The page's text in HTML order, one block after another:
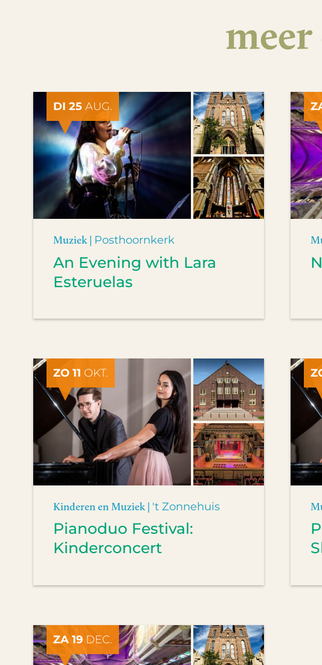
DI 25 AUG.
Muziek | Posthoornkerk
An Evening with Lara
Esteruelas
ZO 11 OKT.
Kinderen en Muziek | 't Zonnehuis
Pianoduo Festival:
Kinderconcert
ZA 19 DEC.